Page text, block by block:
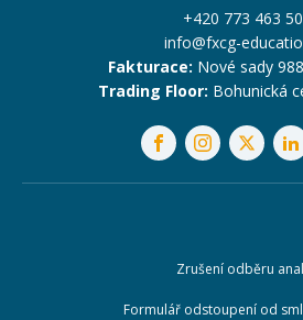
+420 773 463
info@fxcg-
Fakturace: Nové sady
Trading Floor: Bohunická
Zrušení odběru
Formulář odstoupení od